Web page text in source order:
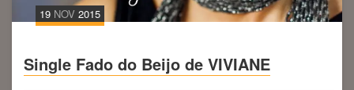
19 NOV 2015
Single Fado do Beijo de VIVIANE